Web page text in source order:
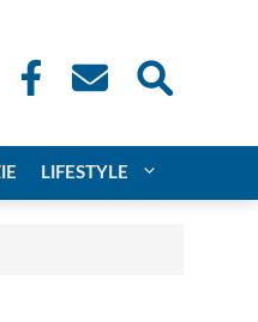
LIFESTYLE